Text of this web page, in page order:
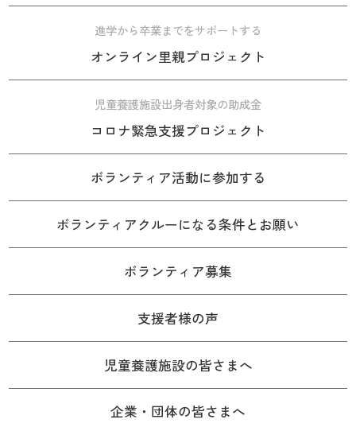
進学から卒業までをサポートする
オンライン里親プロジェクト
児童養護施設出身者対象の助成金
コロナ緊急支援プロジェクト
ボランティア活動に参加する
ボランティアクルーになる条件とお願い
ボランティア募集
支援者様の声
児童養護施設の皆さまへ
企業・団体の皆さまへ